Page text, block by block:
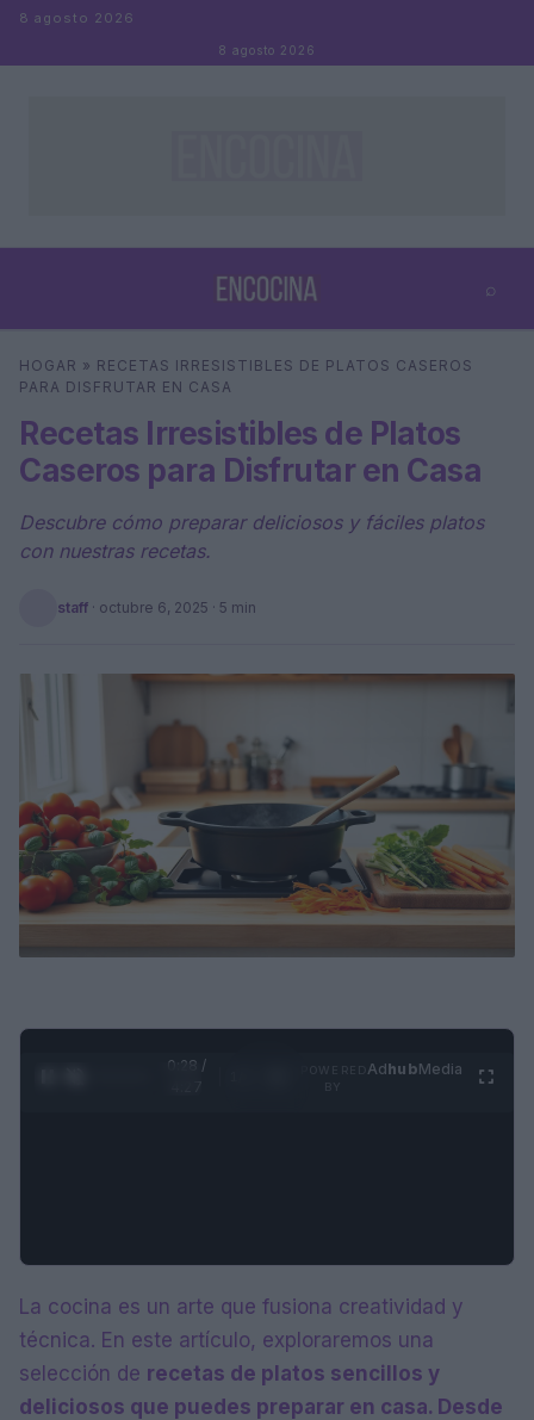
Saltar al contenido
8 agosto 2026
8 agosto 2026
⌕
Buscar ⌕
HOGAR » RECETAS IRRESISTIBLES DE PLATOS CASEROS
PARA DISFRUTAR EN CASA
Recetas Irresistibles de Platos
Caseros para Disfrutar en Casa
Descubre cómo preparar deliciosos y fáciles platos
con nuestras recetas.
staff · octubre 6, 2025 · 5 min
0:29 /
AdhubMedia
La cocina es un arte que fusiona creatividad y
técnica. En este artículo, exploraremos una
selección de recetas de platos sencillos y
deliciosos que puedes preparar en casa. Desde